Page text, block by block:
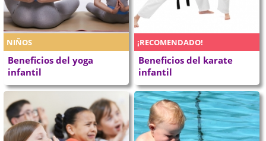
NIÑOS
Beneficios del yoga
infantil
¡RECOMENDADO!
Beneficios del karate
infantil